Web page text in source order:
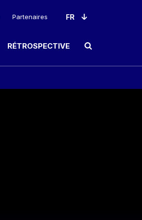
Partenaires
RÉTROSPECTIVE Ouvrir le champ de